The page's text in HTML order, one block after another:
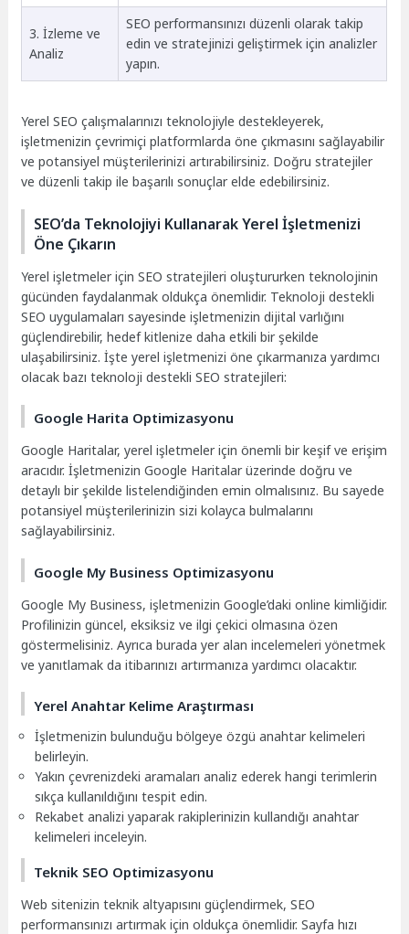
3. İzleme ve
Analiz
SEO performansınızı düzenli olarak takip
edin ve stratejinizi geliştirmek için analizler
yapın.
Yerel SEO çalışmalarınızı teknolojiyle destekleyerek,
işletmenizin çevrimiçi platformlarda öne çıkmasını sağlayabilir
ve potansiyel müşterilerinizi artırabilirsiniz. Doğru stratejiler
ve düzenli takip ile başarılı sonuçlar elde edebilirsiniz.
SEO’da Teknolojiyi Kullanarak Yerel İşletmenizi
Öne Çıkarın
Yerel işletmeler için SEO stratejileri oluştururken teknolojinin
gücünden faydalanmak oldukça önemlidir. Teknoloji destekli
SEO uygulamaları sayesinde işletmenizin dijital varlığını
güçlendirebilir, hedef kitlenize daha etkili bir şekilde
ulaşabilirsiniz. İşte yerel işletmenizi öne çıkarmanıza yardımcı
olacak bazı teknoloji destekli SEO stratejileri:
Google Harita Optimizasyonu
Google Haritalar, yerel işletmeler için önemli bir keşif ve erişim
aracıdır. İşletmenizin Google Haritalar üzerinde doğru ve
detaylı bir şekilde listelendiğinden emin olmalısınız. Bu sayede
potansiyel müşterilerinizin sizi kolayca bulmalarını
sağlayabilirsiniz.
Google My Business Optimizasyonu
Google My Business, işletmenizin Google’daki online kimliğidir.
Profilinizin güncel, eksiksiz ve ilgi çekici olmasına özen
göstermelisiniz. Ayrıca burada yer alan incelemeleri yönetmek
ve yanıtlamak da itibarınızı artırmanıza yardımcı olacaktır.
Yerel Anahtar Kelime Araştırması
İşletmenizin bulunduğu bölgeye özgü anahtar kelimeleri
belirleyin.
Yakın çevrenizdeki aramaları analiz ederek hangi terimlerin
sıkça kullanıldığını tespit edin.
Rekabet analizi yaparak rakiplerinizin kullandığı anahtar
kelimeleri inceleyin.
Teknik SEO Optimizasyonu
Web sitenizin teknik altyapısını güçlendirmek, SEO
performansınızı artırmak için oldukça önemlidir. Sayfa hızı